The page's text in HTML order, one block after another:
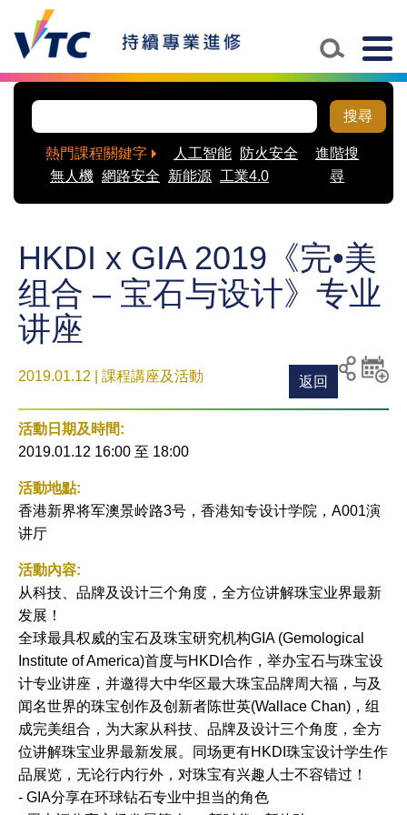
搜尋
熱門課程關鍵字 人工智能
防火安全
無人機 網路安全 新能源 工業4.0
進階搜
尋
HKDI x GIA 2019《完•美
组合 – 宝石与设计》专业
讲座
2019.01.12 | 課程講座及活動 返回
活動日期及時間:
2019.01.12 16:00 至 18:00
活動地點:
香港新界将军澳景岭路3号，香港知专设计学院，A001演
讲厅
活動內容:
从科技、品牌及设计三个角度，全方位讲解珠宝业界最新
发展！
全球最具权威的宝石及珠宝研究机构GIA (Gemological
Institute of America)首度与HKDI合作，举办宝石与珠宝设
计专业讲座，并邀得大中华区最大珠宝品牌周大福，与及
闻名世界的珠宝创作及创新者陈世英(Wallace Chan)，组
成完美组合，为大家从科技、品牌及设计三个角度，全方
位讲解珠宝业界最新发展。同场更有HKDI珠宝设计学生作
品展览，无论行内行外，对珠宝有兴趣人士不容错过！
- GIA分享在环球钻石专业中担当的角色